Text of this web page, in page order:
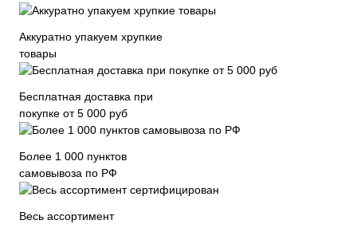
Аккуратно упакуем хрупкие
товары
Бесплатная доставка при
покупке от 5 000 руб
Более 1 000 пунктов
самовывоза по РФ
Весь ассортимент